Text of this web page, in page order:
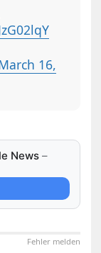
16,
News –
Fehler melden